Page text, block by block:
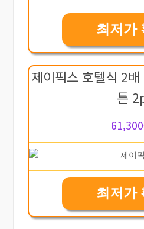
최저가
제이픽스 호텔식 2
튼
최저가